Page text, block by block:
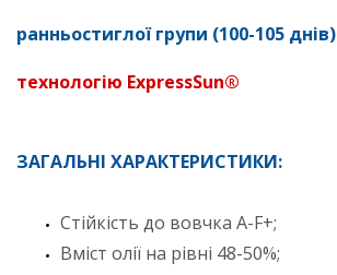
ранньостиглої групи (100-105 днів)
технологію ExpressSun®
ЗАГАЛЬНІ ХАРАКТЕРИСТИКИ:
Стійкість до вовчка А-F+;
Вміст олії на рівні 48-50%;